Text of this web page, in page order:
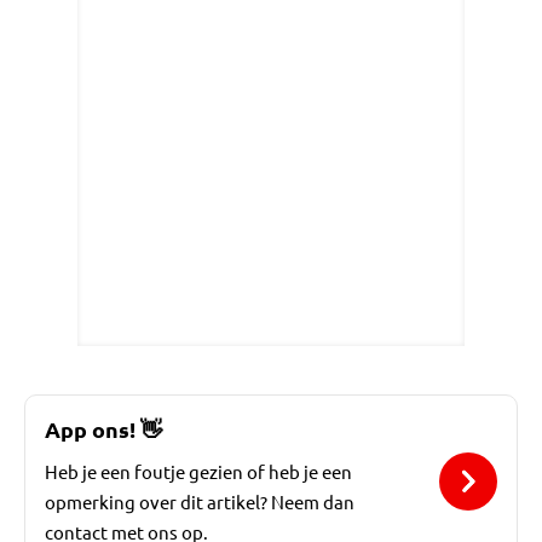
App ons!👋
Heb je een foutje gezien of heb je een
opmerking over dit artikel? Neem dan
contact met ons op.